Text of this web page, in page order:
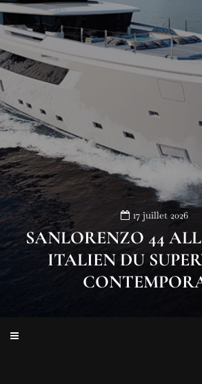
17 juillet 2026
SANLORENZO 44
ITALIEN DU